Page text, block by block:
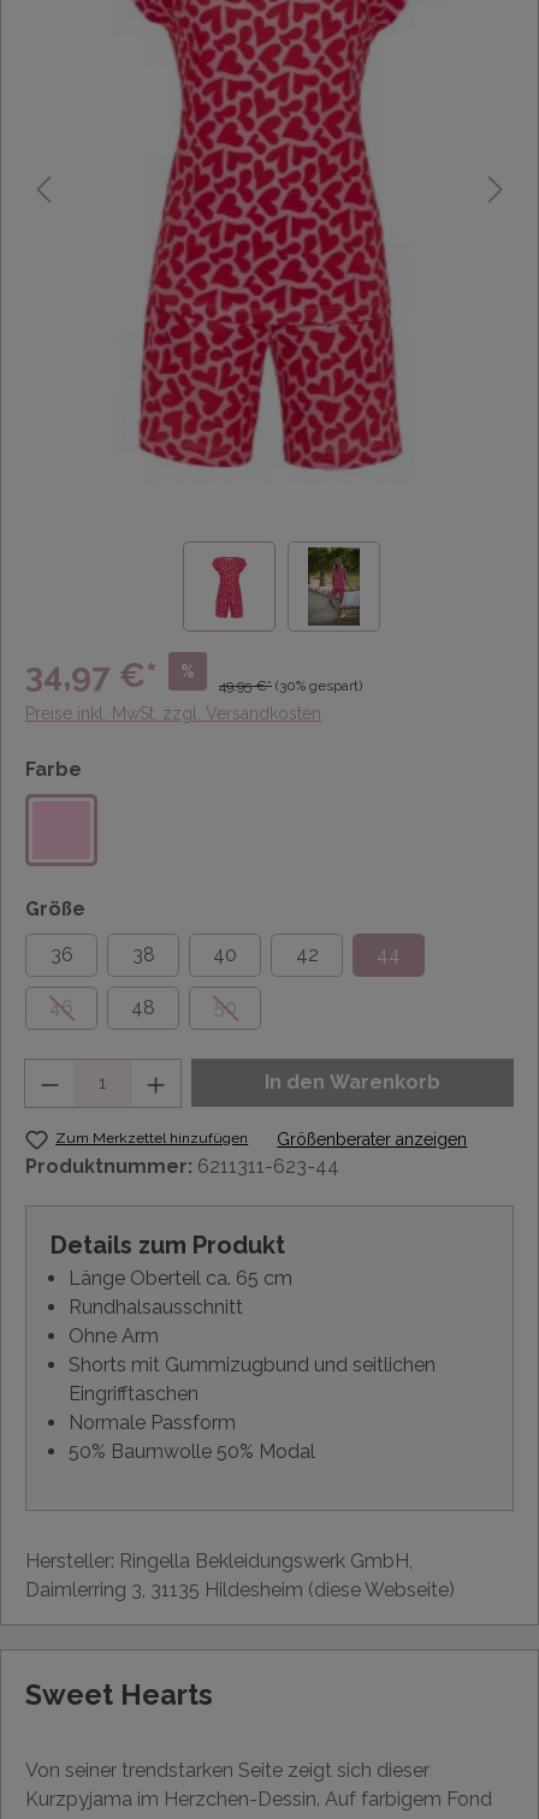
34,97 €* %
49,95 €* (30% gespart)
Preise inkl. MwSt. zzgl. Versandkosten
Farbe
Größe
36
38 40 42 44
46 48 50
In den Warenkorb
Zum Merkzettel hinzufügen Größenberater anzeigen
Produktnummer: 6211311-623-44
Details zum Produkt
Länge Oberteil ca. 65 cm
Rundhalsausschnitt
Ohne Arm
Shorts mit Gummizugbund und seitlichen
Eingrifftaschen
Normale Passform
50% Baumwolle 50% Modal
Hersteller: Ringella Bekleidungswerk GmbH,
Daimlerring 3, 31135 Hildesheim (diese Webseite)
Sweet Hearts
Von seiner trendstarken Seite zeigt sich dieser
Kurzpyjama im Herzchen-Dessin. Auf farbigem Fond